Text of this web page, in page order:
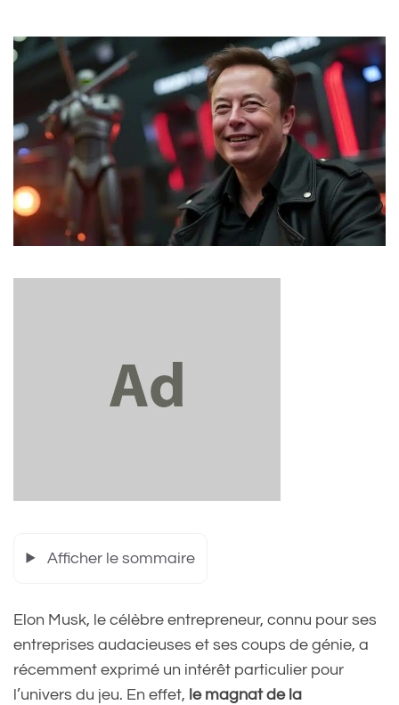
Afficher le sommaire
Elon Musk, le célèbre entrepreneur, connu pour ses
entreprises audacieuses et ses coups de génie, a
récemment exprimé un intérêt particulier pour
l’univers du jeu. En effet, le magnat de la